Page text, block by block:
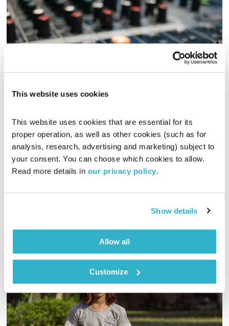
This website uses cookies
This website uses cookies that are essential for its
proper operation, as well as other cookies (such as for
analysis, research, advertising and marketing) subject to
your consent. You can choose which cookies to allow.
Read more details in our privacy policy.
Show details
Allow all
Customize
מנועים קדימה
גלית גורא-עיני
21.06.21
01:00:23
כל יום בדרך הביתה – שעה של מוזיקה מעולה בעריכתה ובהגשתה
אודיו